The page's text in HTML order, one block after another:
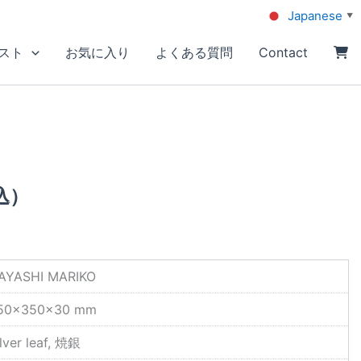
ト お気に入り よくある質問 Contact
MARIKO
mm
leaf, 焼銀
Japanese ▼